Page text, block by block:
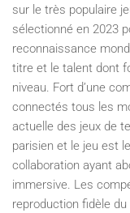
sur le très populaire
sélectionné en 2023
reconnaissance
titre et le talent dont
niveau. Fort d’une
connectés tous les
actuelle des jeux de
parisien et le jeu est
collaboration ayant
immersive. Les
reproduction fidèle